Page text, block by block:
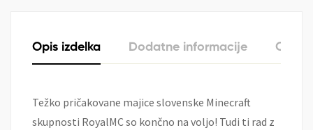
Opis izdelka Dodatne informacije O
Težko pričakovane majice slovenske Minecraft
skupnosti RoyalMC so končno na voljo! Tudi ti rad z